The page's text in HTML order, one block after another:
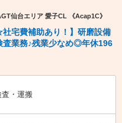
仙台エリア 愛子CL 《Acap1C》
社宅費補助あり！】研磨設備
査業務♪残業少なめ◎年休196
・運搬